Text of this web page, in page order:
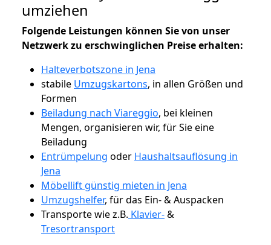
umziehen
Folgende Leistungen können Sie von unser
Netzwerk zu erschwinglichen Preise erhalten:
Halteverbotszone in Jena
stabile Umzugskartons, in allen Größen und
Formen
Beiladung nach Viareggio, bei kleinen
Mengen, organisieren wir, für Sie eine
Beiladung
Entrümpelung oder Haushaltsauflösung in
Jena
Möbellift günstig mieten in Jena
Umzugshelfer, für das Ein- & Auspacken
Transporte wie z.B. Klavier-&
Tresortransport